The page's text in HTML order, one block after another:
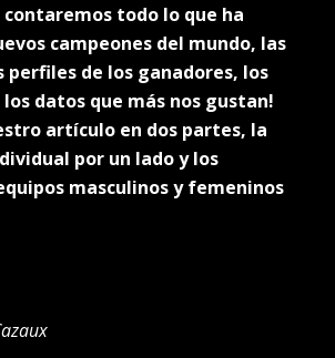
todo lo que ha
campeones del mundo, las
perfiles de los ganadores, los
datos que más nos gustan!
artículo en dos partes, la
por un lado y los
masculinos y femeninos